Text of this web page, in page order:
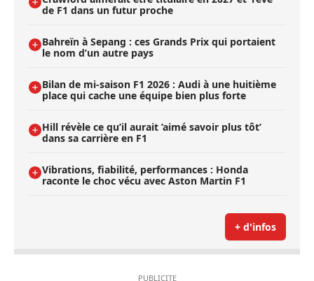
de F1 dans un futur proche
Bahreïn à Sepang : ces Grands Prix qui portaient
le nom d’un autre pays
Bilan de mi-saison F1 2026 : Audi à une huitième
place qui cache une équipe bien plus forte
Hill révèle ce qu’il aurait ’aimé savoir plus tôt’
dans sa carrière en F1
Vibrations, fiabilité, performances : Honda
raconte le choc vécu avec Aston Martin F1
+ d'infos